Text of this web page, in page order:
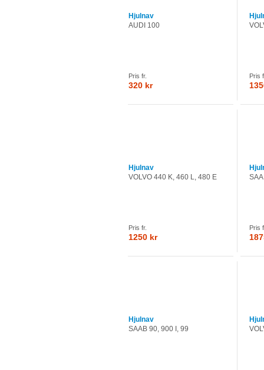
Hjulnav
AUDI 100
Pris fr.
320 kr
Pris
Hjulnav
VOLVO 440 K, 460 L, 480 E
Pris fr.
1250 kr
Pris
Hjulnav
SAAB 90, 900 I, 99